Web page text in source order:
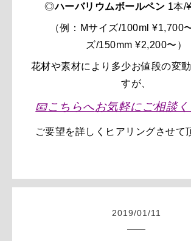
◎ハーバリウムボールペン 1本/
（例：Mサイズ/100ml¥1,700
ズ/150mm ¥2,200〜）
花材や素材により多少お値段の変
すが、
📧こちらへお気軽にご相談
ご要望を詳しく ヒアリングさせて
2019/01 /11